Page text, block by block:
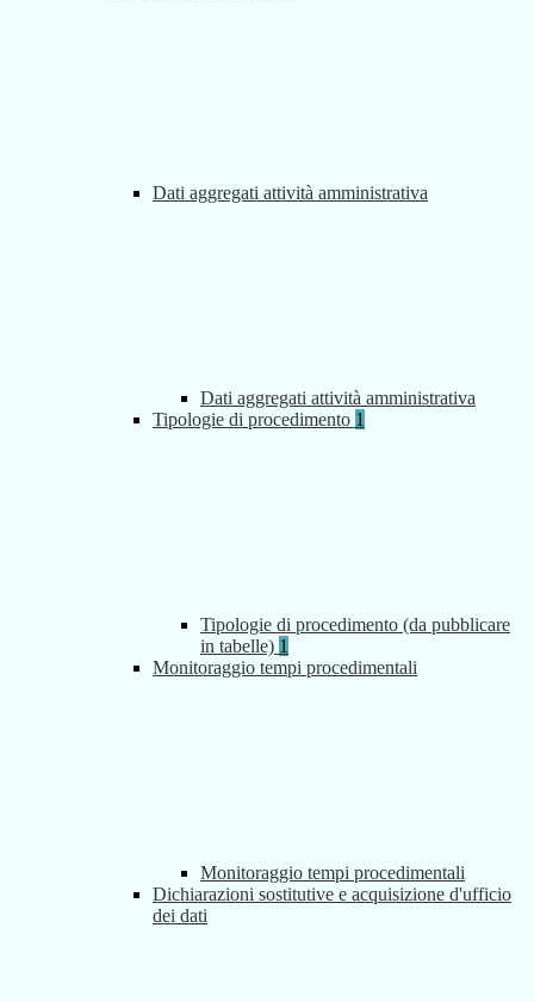
Dati aggregati attività amministrativa
Dati aggregati attività amministrativa
Tipologie di procedimento 1
Tipologie di procedimento (da pubblicare
in tabelle) 1
Monitoraggio tempi procedimentali
Monitoraggio tempi procedimentali
Dichiarazioni sostitutive e acquisizione d'ufficio
dei dati